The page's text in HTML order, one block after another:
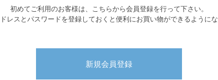
初めてご利用のお客様は、こちらから会員登録を行って下さい。
レスとパスワードを登録しておくと便利にお買い物ができるように